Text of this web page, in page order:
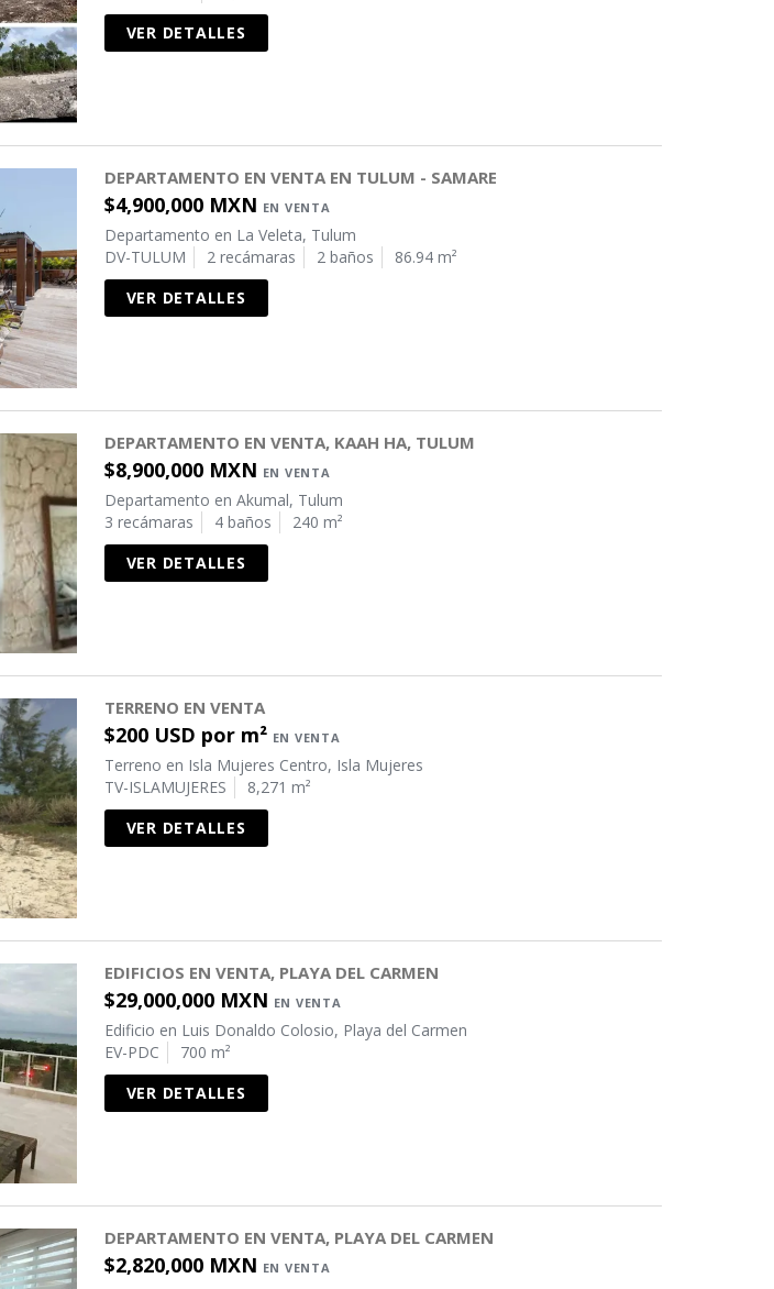
VER DETALLES
DEPARTAMENTO EN VENTA EN TULUM - SAMARE
$4,900,000 MXN EN VENTA
Departamento en La Veleta, Tulum
DV-TULUM
2 recámaras 2 baños
86.94 m²
VER DETALLES
DEPARTAMENTO EN VENTA, KAAH HA, TULUM
$8,900,000 MXN EN VENTA
Departamento en Akumal, Tulum
3 recámaras
4 baños
240 m²
VER DETALLES
TERRENO EN VENTA
$200 USD por m² EN VENTA
Terreno en Isla Mujeres Centro, Isla Mujeres
TV-ISLAMUJERES
8,271 m²
VER DETALLES
EDIFICIOS EN VENTA, PLAYA DEL CARMEN
$29,000,000 MXN EN VENTA
Edificio en Luis Donaldo Colosio, Playa del Carmen
EV-PDC
700 m²
VER DETALLES
DEPARTAMENTO EN VENTA, PLAYA DEL CARMEN
$2,820,000 MXN EN VENTA